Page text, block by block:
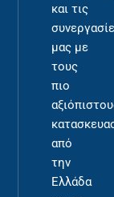
και τις
μας με
τους
πιο
από
την
Ελλάδα